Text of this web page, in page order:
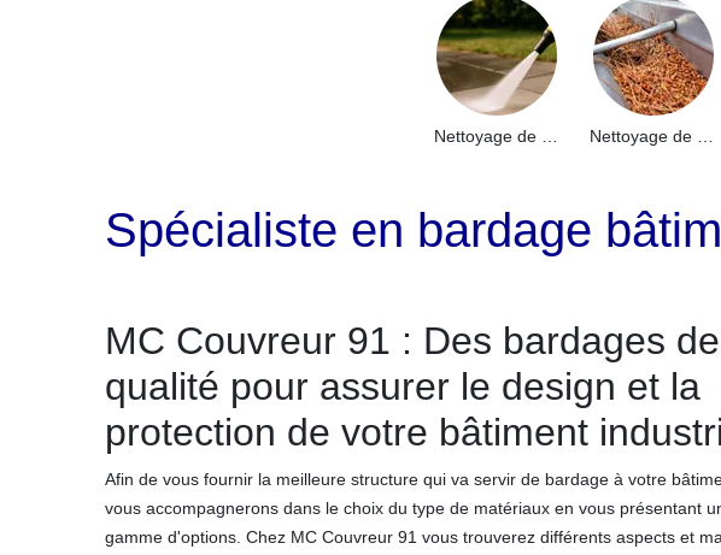
Spécialiste en bardage
MC Couvreur 91 : Des bardages de
qualité pour assurer le design et la
protection de votre bâtiment
Afin de vous fournir la meilleure structure qui va servir de bardage à votre
vous accompagnerons dans le choix du type de matériaux en vous présentant
gamme d'options. Chez MC Couvreur 91 vous trouverez différents aspects et